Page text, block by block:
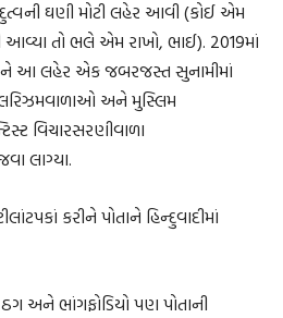
ઘણી મોટી લહેર આવી (કોઈ એમ
આવ્યા તો ભલે એમ રાખો, ભાઈ). 2019માં
આ લહેર એક જબરજસ્ત સુનામીમાં
અને મુસ્લિમ
વિચારસરણીવાળા
લાગ્યા.
કરીને પોતાને હિન્દુવાદીમાં
અને ભાંગફોડિયો પણ પોતાની